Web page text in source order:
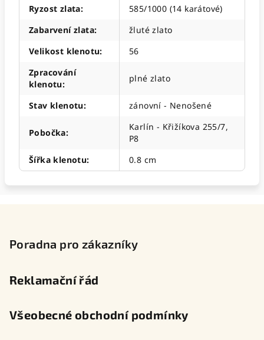
Ryzost zlata:
585/1000 (14 karátové)
Zabarvení zlata:
žluté zlato
Velikost klenotu:
56
Zpracování
klenotu:
plné zlato
Stav klenotu: zánovní - Nenošené
Pobočka:
Karlín - Křižíkova 255/7,
P8
Šířka klenotu: 0.8 cm
Poradna pro zákazníky
Reklamační řád
Všeobecné obchodní podmínky